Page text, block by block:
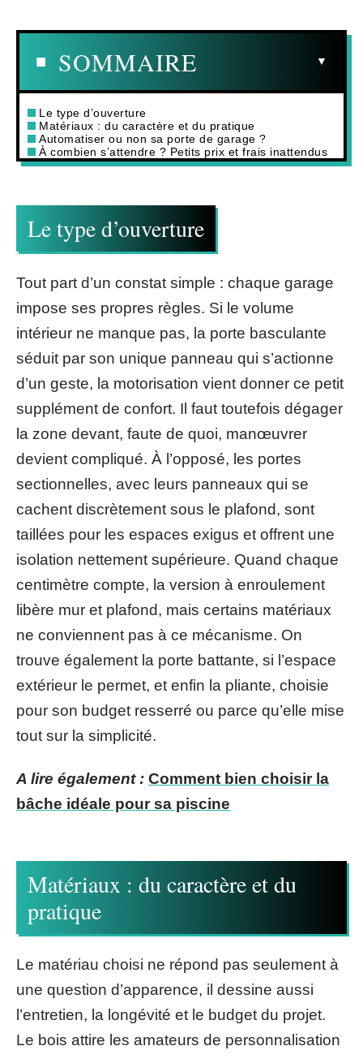
SOMMAIRE
Le type d’ouverture
Matériaux : du caractère et du pratique
Automatiser ou non sa porte de garage ?
À combien s’attendre ? Petits prix et frais inattendus
Le type d’ouverture
Tout part d’un constat simple : chaque garage
impose ses propres règles. Si le volume
intérieur ne manque pas, la porte basculante
séduit par son unique panneau qui s’actionne
d’un geste, la motorisation vient donner ce petit
supplément de confort. Il faut toutefois dégager
la zone devant, faute de quoi, manœuvrer
devient compliqué. À l’opposé, les portes
sectionnelles, avec leurs panneaux qui se
cachent discrètement sous le plafond, sont
taillées pour les espaces exigus et offrent une
isolation nettement supérieure. Quand chaque
centimètre compte, la version à enroulement
libère mur et plafond, mais certains matériaux
ne conviennent pas à ce mécanisme. On
trouve également la porte battante, si l’espace
extérieur le permet, et enfin la pliante, choisie
pour son budget resserré ou parce qu’elle mise
tout sur la simplicité.
A lire également : Comment bien choisir la
bâche idéale pour sa piscine
Matériaux : du caractère et du
pratique
Le matériau choisi ne répond pas seulement à
une question d’apparence, il dessine aussi
l’entretien, la longévité et le budget du projet.
Le bois attire les amateurs de personnalisation